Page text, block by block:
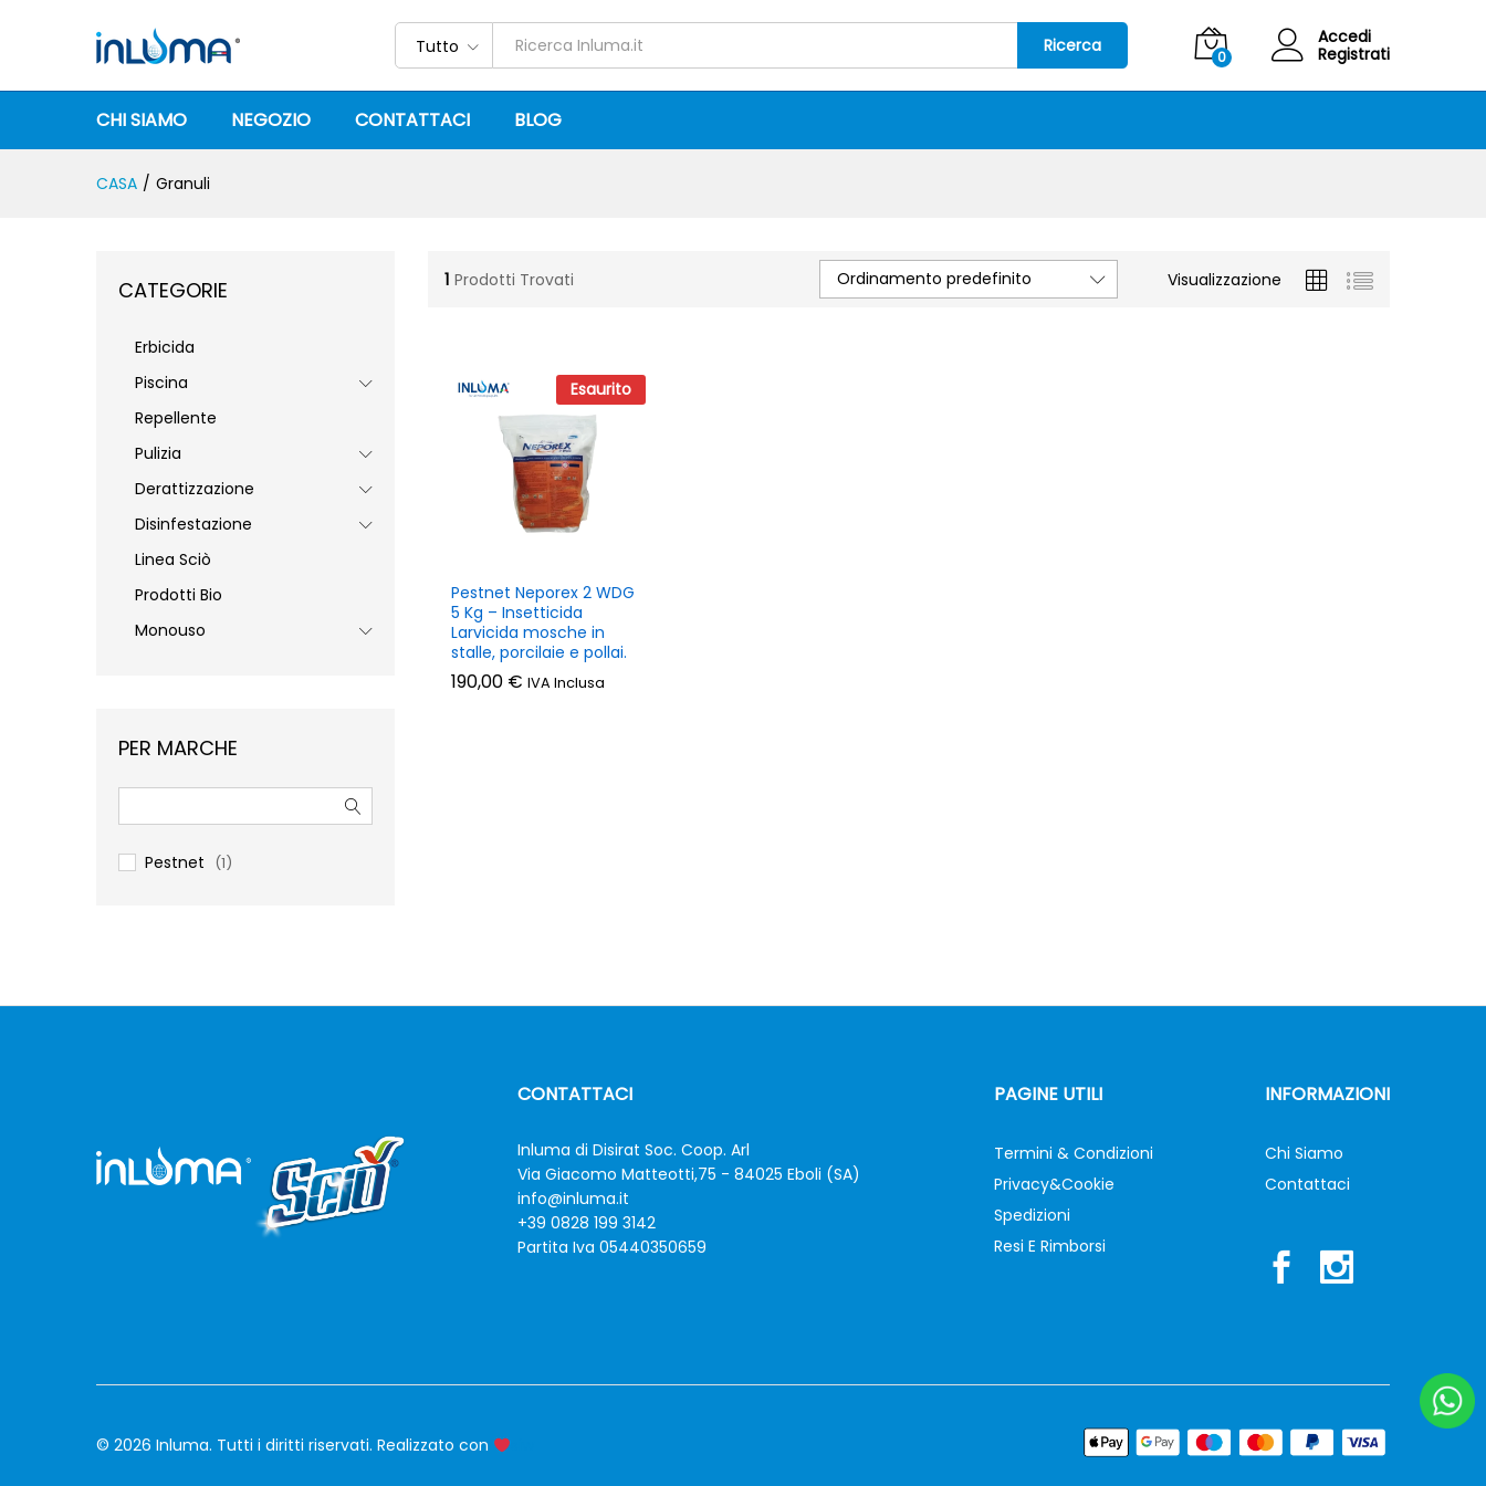
Tutto Ricerca
0
Accedi
Registrati
CHI SIAMO NEGOZIO CONTATTACI BLOG
CASA / Granuli
1 Prodotti Trovati Visualizzazione
Ordinamento predefinito
Esaurito
Pestnet Neporex 2 WDG
5 Kg – Insetticida
Larvicida mosche in
stalle, porcilaie e pollai.
190,00 € IVA Inclusa
190,00 €
CATEGORIE
Erbicida
Piscina
Repellente
Pulizia
Derattizzazione
Disinfestazione
Linea Sciò
Prodotti Bio
Monouso
PER MARCHE
Pestnet (1)
CONTATTACI
Inluma di Disirat Soc. Coop. Arl
Via Giacomo Matteotti,75 - 84025 Eboli (SA)
info@inluma.it
+39 0828 199 3142
Partita Iva 05440350659
PAGINE UTILI
Termini & Condizioni
Privacy&Cookie
Spedizioni
Resi E Rimborsi
INFORMAZIONI
Chi Siamo
Contattaci
© 2026 Inluma. Tutti i diritti riservati. Realizzato con